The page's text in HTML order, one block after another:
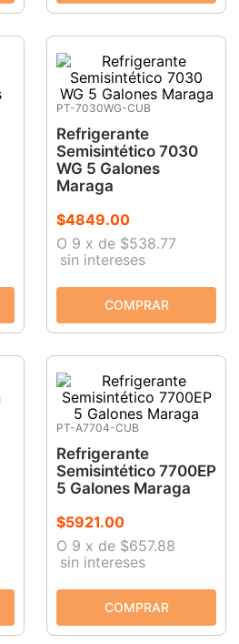
PT-7030WG-CUB
Refrigerante
Semisintético 7030
WG 5 Galones
Maraga
$4849.00
O 9 x de $538.77
sin intereses
PT-A7704-CUB
Refrigerante
Semisintético 7700EP
5 Galones Maraga
$5921.00
O 9 x de $657.88
sin intereses